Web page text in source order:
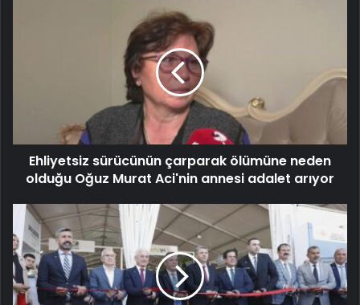
Ehliyetsiz sürücünün çarparak ölümüne neden
olduğu Oğuz Murat Aci'nin annesi adalet arıyor